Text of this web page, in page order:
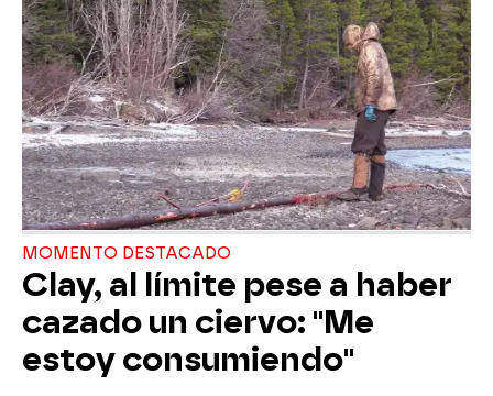
MOMENTO DESTACADO
Clay, al límite pese a haber
cazado un ciervo: "Me
estoy consumiendo"